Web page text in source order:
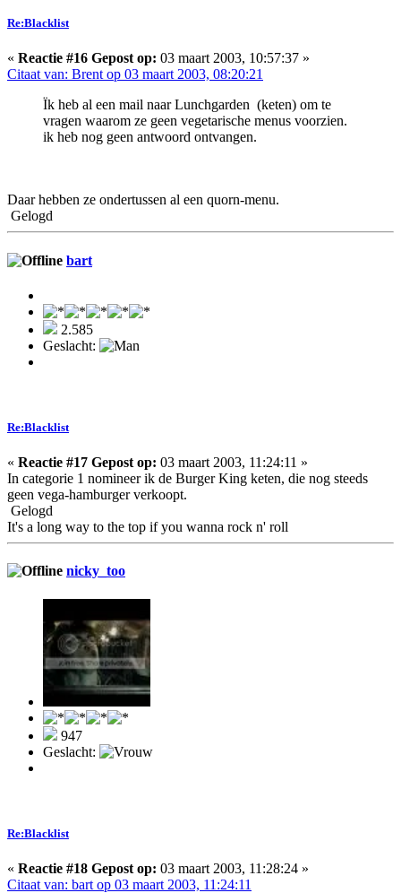
Re:Blacklist
« Reactie #16 Gepost op: 03 maart 2003, 10:57:37 »
Citaat van: Brent op 03 maart 2003, 08:20:21
Ïk heb al een mail naar Lunchgarden (keten) om te
vragen waarom ze geen vegetarische menus voorzien.
ik heb nog geen antwoord ontvangen.
Daar hebben ze ondertussen al een quorn-menu.
Gelogd
bart
2.585
Geslacht:
Re:Blacklist
« Reactie #17 Gepost op: 03 maart 2003, 11:24:11 »
In categorie 1 nomineer ik de Burger King keten, die nog steeds
geen vega-hamburger verkoopt.
Gelogd
It's a long way to the top if you wanna rock n' roll
nicky_too
947
Geslacht:
Re:Blacklist
« Reactie #18 Gepost op: 03 maart 2003, 11:28:24 »
Citaat van: bart op 03 maart 2003, 11:24:11